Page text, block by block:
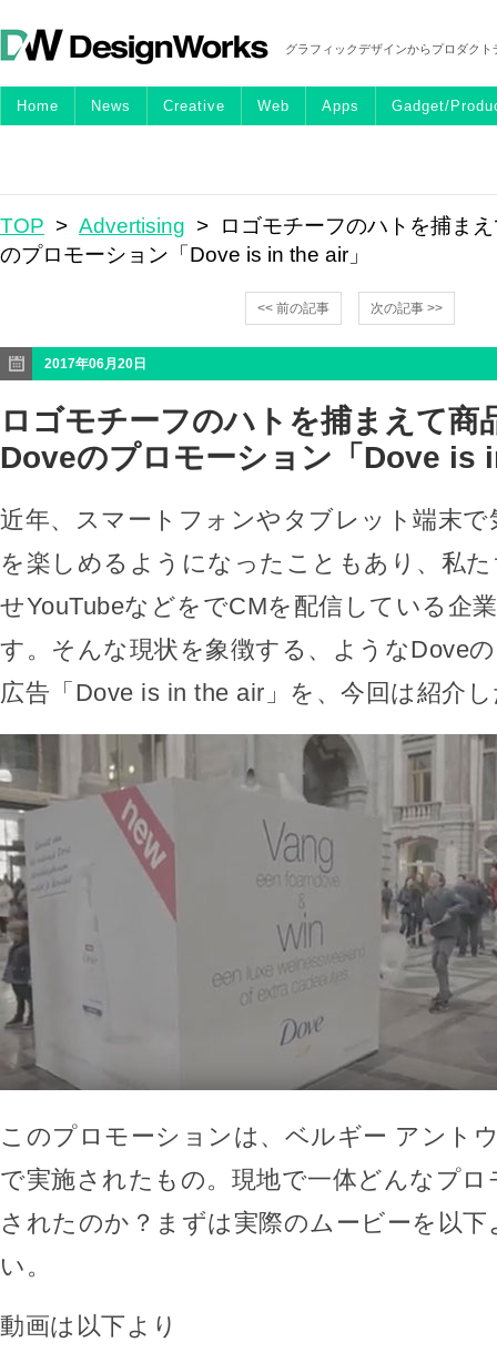
グラフィックデザインからプロダク
Home News Creative Web Apps Gadget/
TOP > Advertising > ロゴモチーフのハトを捕ま
のプロモーション「Dove is in the air」
<< 前の記事 次の記事 >>
2017年06月20日
ロゴモチーフのハトを捕まえて商
Doveのプロモーション「Dove is
近年、スマートフォンやタブレット端末で
を楽しめるようになったこともあり、私
せYouTubeなどをでCMを配信している企
す。そんな現状を象徴する、ようなDove
広告「Dove is in the air」を、今回は紹介
このプロモーションは、ベルギー アント
で実施されたもの。現地で一体どんなプ
されたのか？まずは実際のムービーを以
い。
動画は以下より